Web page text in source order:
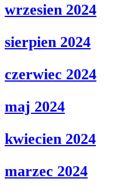
wrzesien 2024
sierpien 2024
czerwiec 2024
maj 2024
kwiecien 2024
marzec 2024